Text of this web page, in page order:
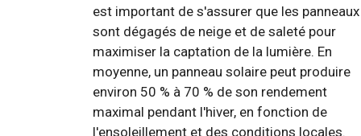
est important de s'assurer que les panneaux
sont dégagés de neige et de saleté pour
maximiser la captation de la lumière. En
moyenne, un panneau solaire peut produire
environ 50 % à 70 % de son rendement
maximal pendant l'hiver, en fonction de
l'ensoleillement et des conditions locales.